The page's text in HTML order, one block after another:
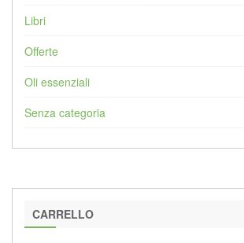
Libri
Offerte
Oli essenziali
Senza categoria
CARRELLO